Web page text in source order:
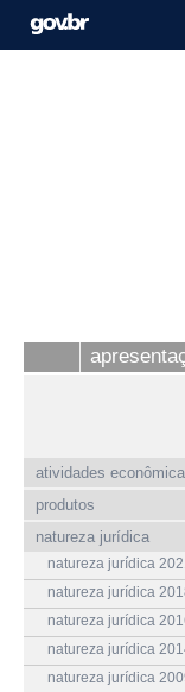
atividades
produtos
natureza jurídica
natureza jurídica
natureza jurídica
natureza jurídica
natureza jurídica
natureza jurídica